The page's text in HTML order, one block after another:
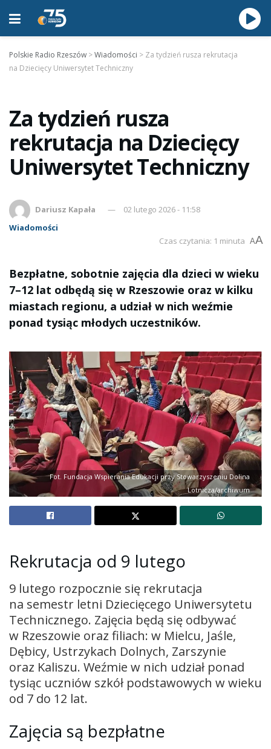
Polskie Radio Rzeszów >Wiadomości > Za tydzień rusza rekrutacja
na Dziecięcy Uniwersytet Techniczny
Za tydzień rusza
rekrutacja na Dziecięcy
Uniwersytet Techniczny
Dariusz Kapała
02 lutego 2026 - 11:58
Wiadomości
Czas czytania: 1 minuta AA
Bezpłatne, sobotnie zajęcia dla dzieci w wieku
7–12 lat odbędą się w Rzeszowie oraz w kilku
miastach regionu, a udział w nich weźmie
ponad tysiąc młodych uczestników.
Fot. Fundacja Wspierania Edukacji przy Stowarzyszeniu Dolina
Lotnicza/archiwum
Rekrutacja od 9 lutego
9 lutego rozpocznie się rekrutacja
na semestr letni Dziecięcego Uniwersytetu
Technicznego. Zajęcia będą się odbywać
w Rzeszowie oraz filiach: w Mielcu, Jaśle,
Dębicy, Ustrzykach Dolnych, Zarszynie
oraz Kaliszu. Weźmie w nich udział ponad
tysiąc uczniów szkół podstawowych w wieku
od 7 do 12 lat.
Zajęcia są bezpłatne